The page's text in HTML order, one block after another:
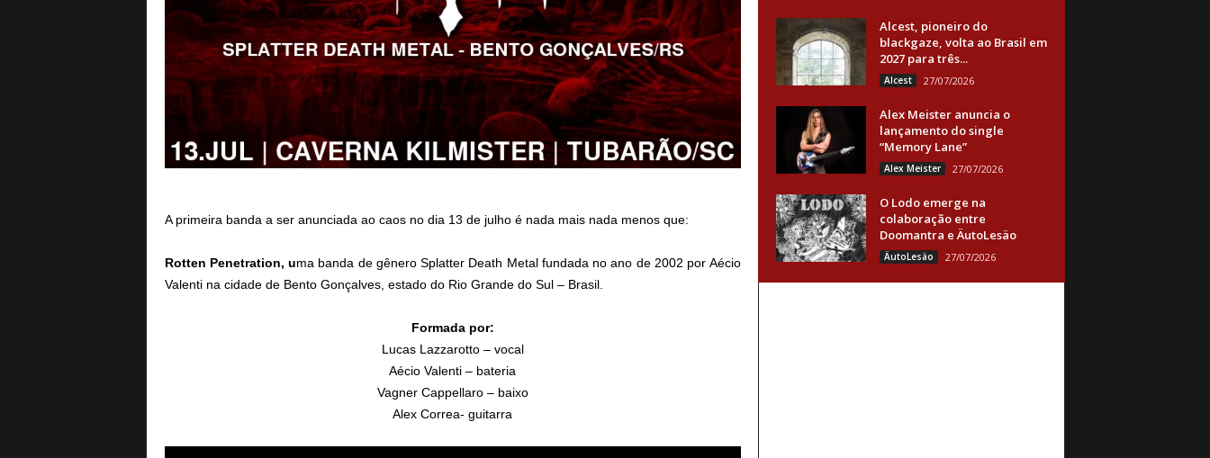
A primeira banda a ser anunciada ao caos no dia 13 de julho é nada mais nada menos que:
Rotten Penetration, uma banda de gênero Splatter Death Metal fundada no ano de 2002 por Aécio
Valenti na cidade de Bento Gonçalves, estado do Rio Grande do Sul – Brasil.
Formada por:
Lucas Lazzarotto – vocal
Aécio Valenti – bateria
Vagner Cappellaro – baixo
Alex Correa- guitarra
Alcest, pioneiro do
blackgaze, volta ao Brasil em
2027 para três...
Alcest 27/07/2026
Alex Meister anuncia o
lançamento do single
“Memory Lane”
Alex Meister 27/07/2026
O Lodo emerge na
colaboração entre
Doomantra e ÄutoLesäo
ÄutoLesäo 27/07/2026